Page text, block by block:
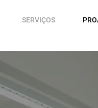
SERVIÇOS